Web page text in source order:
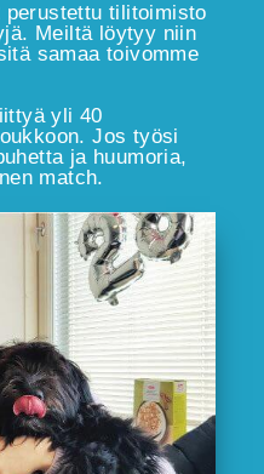
perustettu tilitoimisto
Meiltä löytyy niin
samaa toivomme
yli 40
Jos työsi
ja huumoria,
match.